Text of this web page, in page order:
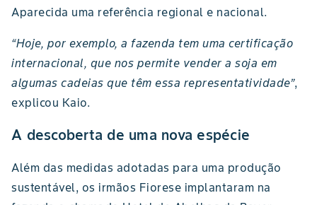
Aparecida uma referência regional e nacional.
“Hoje, por exemplo, a fazenda tem uma certificação
internacional, que nos permite vender a soja em
algumas cadeias que têm essa representatividade”,
explicou Kaio.
A descoberta de uma nova espécie
Além das medidas adotadas para uma produção
sustentável, os irmãos Fiorese implantaram na